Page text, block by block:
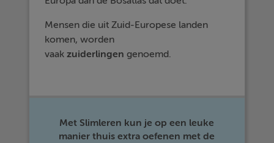
Mensen die uit Zuid-Europese landen
komen, worden
vaakzuiderlingen genoemd.
Met Slimleren kun je op een leuke
manier thuis extra oefenen met de